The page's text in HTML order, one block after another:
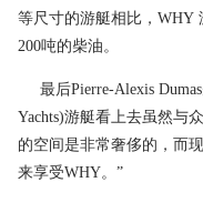
等尺寸的游艇相比，WHY
200吨的柴油。
最后Pierre-Alexis Dumas
Yachts)游艇看上去虽然与
的空间是非常奢侈的，而
来享受WHY。”